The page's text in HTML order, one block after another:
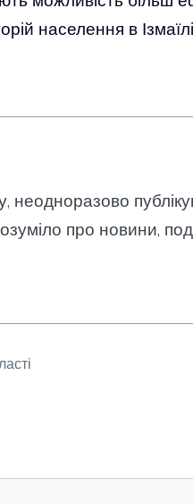
населення в
неодноразово
про новини,